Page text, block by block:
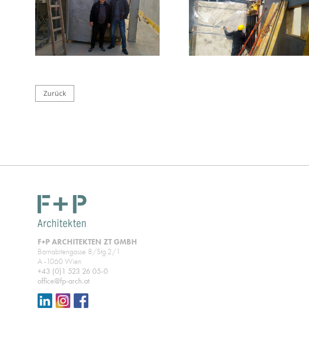
Zurück
F+P ARCHITEKTEN ZT GMBH
Barnabitengasse 8/Stg.2/1
A -1060 Wien
+43 (0)1 523 26 05-0
office@fp-arch.at